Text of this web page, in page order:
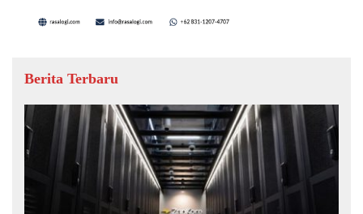
Berita Terbaru